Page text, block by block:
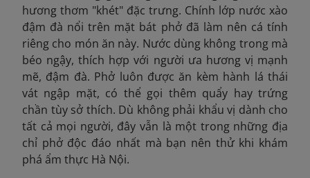
hương thơm "khét" đặc trưng. Chính lớp nước xào
đậm đà nổi trên mặt bát phở đã làm nên cá tính
riêng cho món ăn này. Nước dùng không trong mà
béo ngậy, thích hợp với người ưa hương vị mạnh
mẽ, đậm đà. Phở luôn được ăn kèm hành lá thái
vát ngập mặt, có thể gọi thêm quẩy hay trứng
chần tùy sở thích. Dù không phải khẩu vị dành cho
tất cả mọi người, đây vẫn là một trong những địa
chỉ phở độc đáo nhất mà bạn nên thử khi khám
phá ẩm thực Hà Nội.